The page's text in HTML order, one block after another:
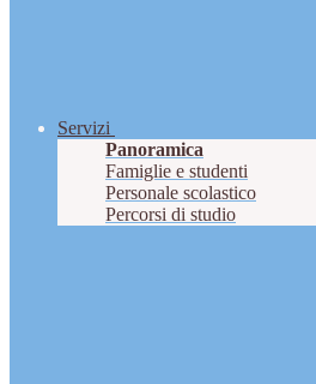
Servizi
Panoramica
Famiglie e studenti
Personale scolastico
Percorsi di studio